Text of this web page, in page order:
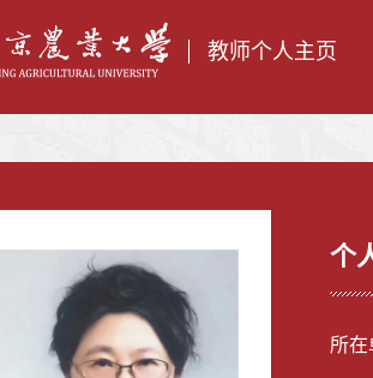
教师个人主页
个
所在